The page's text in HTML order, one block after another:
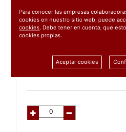
Ref: 620531
Para conocer las empresas
cookies en nuestro sitio web, puede
cookies. Debe tener en cuenta, que
cookies propias.
Aceptar cookies